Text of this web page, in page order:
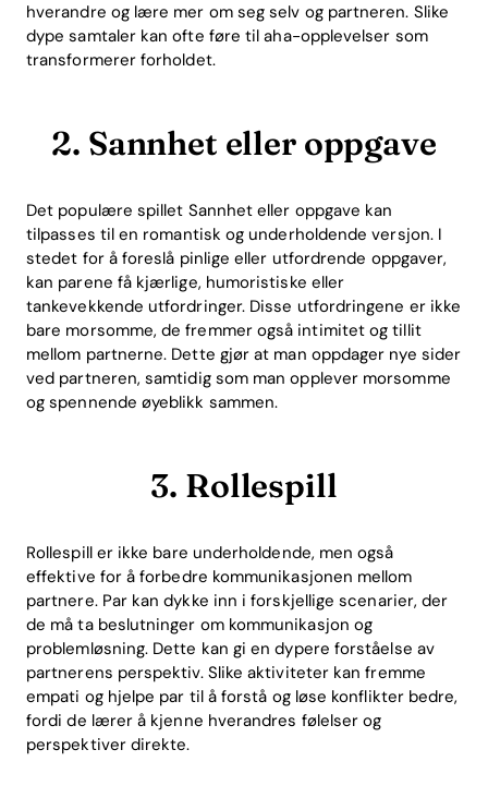
hverandre og lære mer om seg selv og partneren. Slike
dype samtaler kan ofte føre til aha-opplevelser som
transformerer forholdet.
2. Sannhet eller oppgave
Det populære spillet Sannhet eller oppgave kan
tilpasses til en romantisk og underholdende versjon. I
stedet for å foreslå pinlige eller utfordrende oppgaver,
kan parene få kjærlige, humoristiske eller
tankevekkende utfordringer. Disse utfordringene er ikke
bare morsomme, de fremmer også intimitet og tillit
mellom partnerne. Dette gjør at man oppdager nye sider
ved partneren, samtidig som man opplever morsomme
og spennende øyeblikk sammen.
3. Rollespill
Rollespill er ikke bare underholdende, men også
effektive for å forbedre kommunikasjonen mellom
partnere. Par kan dykke inn i forskjellige scenarier, der
de må ta beslutninger om kommunikasjon og
problemløsning. Dette kan gi en dypere forståelse av
partnerens perspektiv. Slike aktiviteter kan fremme
empati og hjelpe par til å forstå og løse konflikter bedre,
fordi de lærer å kjenne hverandres følelser og
perspektiver direkte.